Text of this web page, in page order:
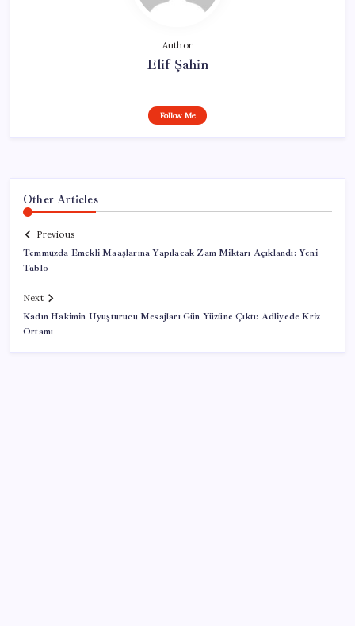
Author
Elif Şahin
Follow Me
Other Articles
Previous
Temmuzda Emekli Maaşlarına Yapılacak Zam Miktarı Açıklandı: Yeni
Tablo
Next
Kadın Hakimin Uyuşturucu Mesajları Gün Yüzüne Çıktı: Adliyede Kriz
Ortamı